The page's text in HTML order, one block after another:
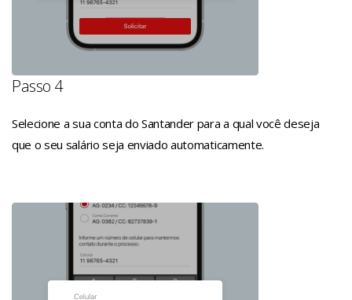
Passo 4
Selecione a sua conta do Santander para a qual você deseja
que o seu salário seja enviado automaticamente.